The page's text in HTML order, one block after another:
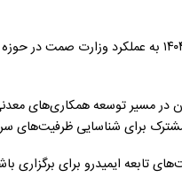
سال پرچالش ۱۴۰۴ به عملکرد وزارت صمت در
در مسیر توسعه همکاری‌های
برای شناسایی ظرفیت‌های
تابعه ایمیدرو برای برگزاری